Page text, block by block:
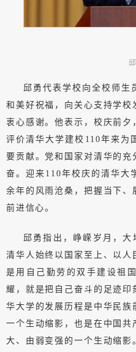
邱勇代表学校向全校师生
和美好祝福，向关心支持学校
衷心感谢。他表示，校庆前
评价清华大学建校110年来为
要贡献。党和国家对清华的
奋。迎来110年校庆的清华大
余年的风雨沧桑，把握当下、
前进信心。
邱勇指出，峥嵘岁月，大
清华人始终以国家至上、以
是用自己勤劳的双手建设祖
耀，就是把自己奋斗的足迹
华大学的发展历程是中华民族
一个生动缩影，也是在中国共
大、由弱变强的一个生动缩